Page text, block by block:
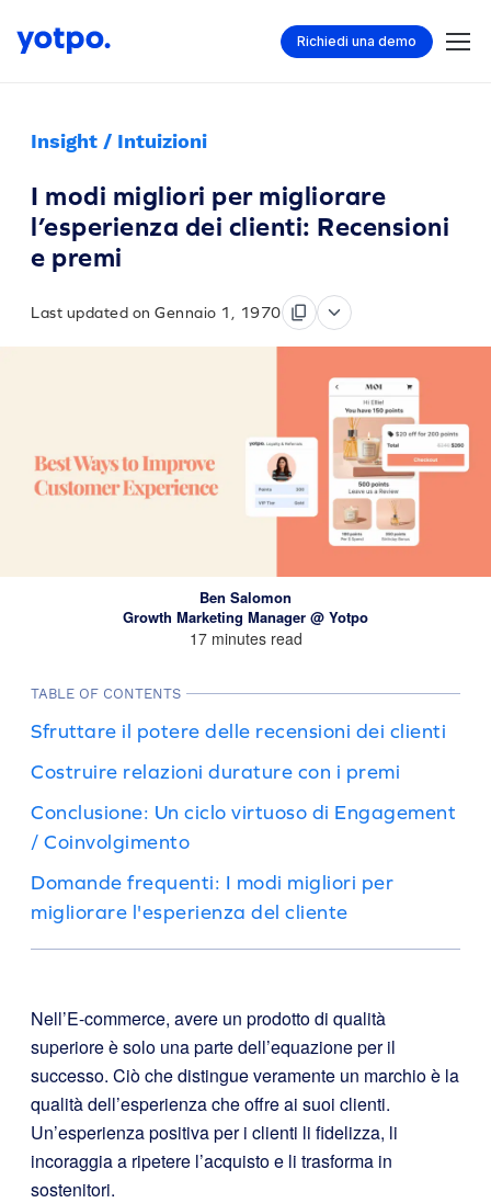
Richiedi una demo
Insight / Intuizioni
I modi migliori per migliorare
l’esperienza dei clienti: Recensioni
e premi
Last updated on Gennaio 1, 1970
Ben Salomon
Growth Marketing Manager @ Yotpo
17 minutes read
TABLE OF CONTENTS
Sfruttare il potere delle recensioni dei clienti
Costruire relazioni durature con i premi
Conclusione: Un ciclo virtuoso di Engagement
/ Coinvolgimento
Domande frequenti: I modi migliori per
migliorare l'esperienza del cliente
Nell’E-commerce, avere un prodotto di qualità
superiore è solo una parte dell’equazione per il
successo. Ciò che distingue veramente un marchio è la
qualità dell’esperienza che offre ai suoi clienti.
Un’esperienza positiva per i clienti li fidelizza, li
incoraggia a ripetere l’acquisto e li trasforma in
sostenitori.